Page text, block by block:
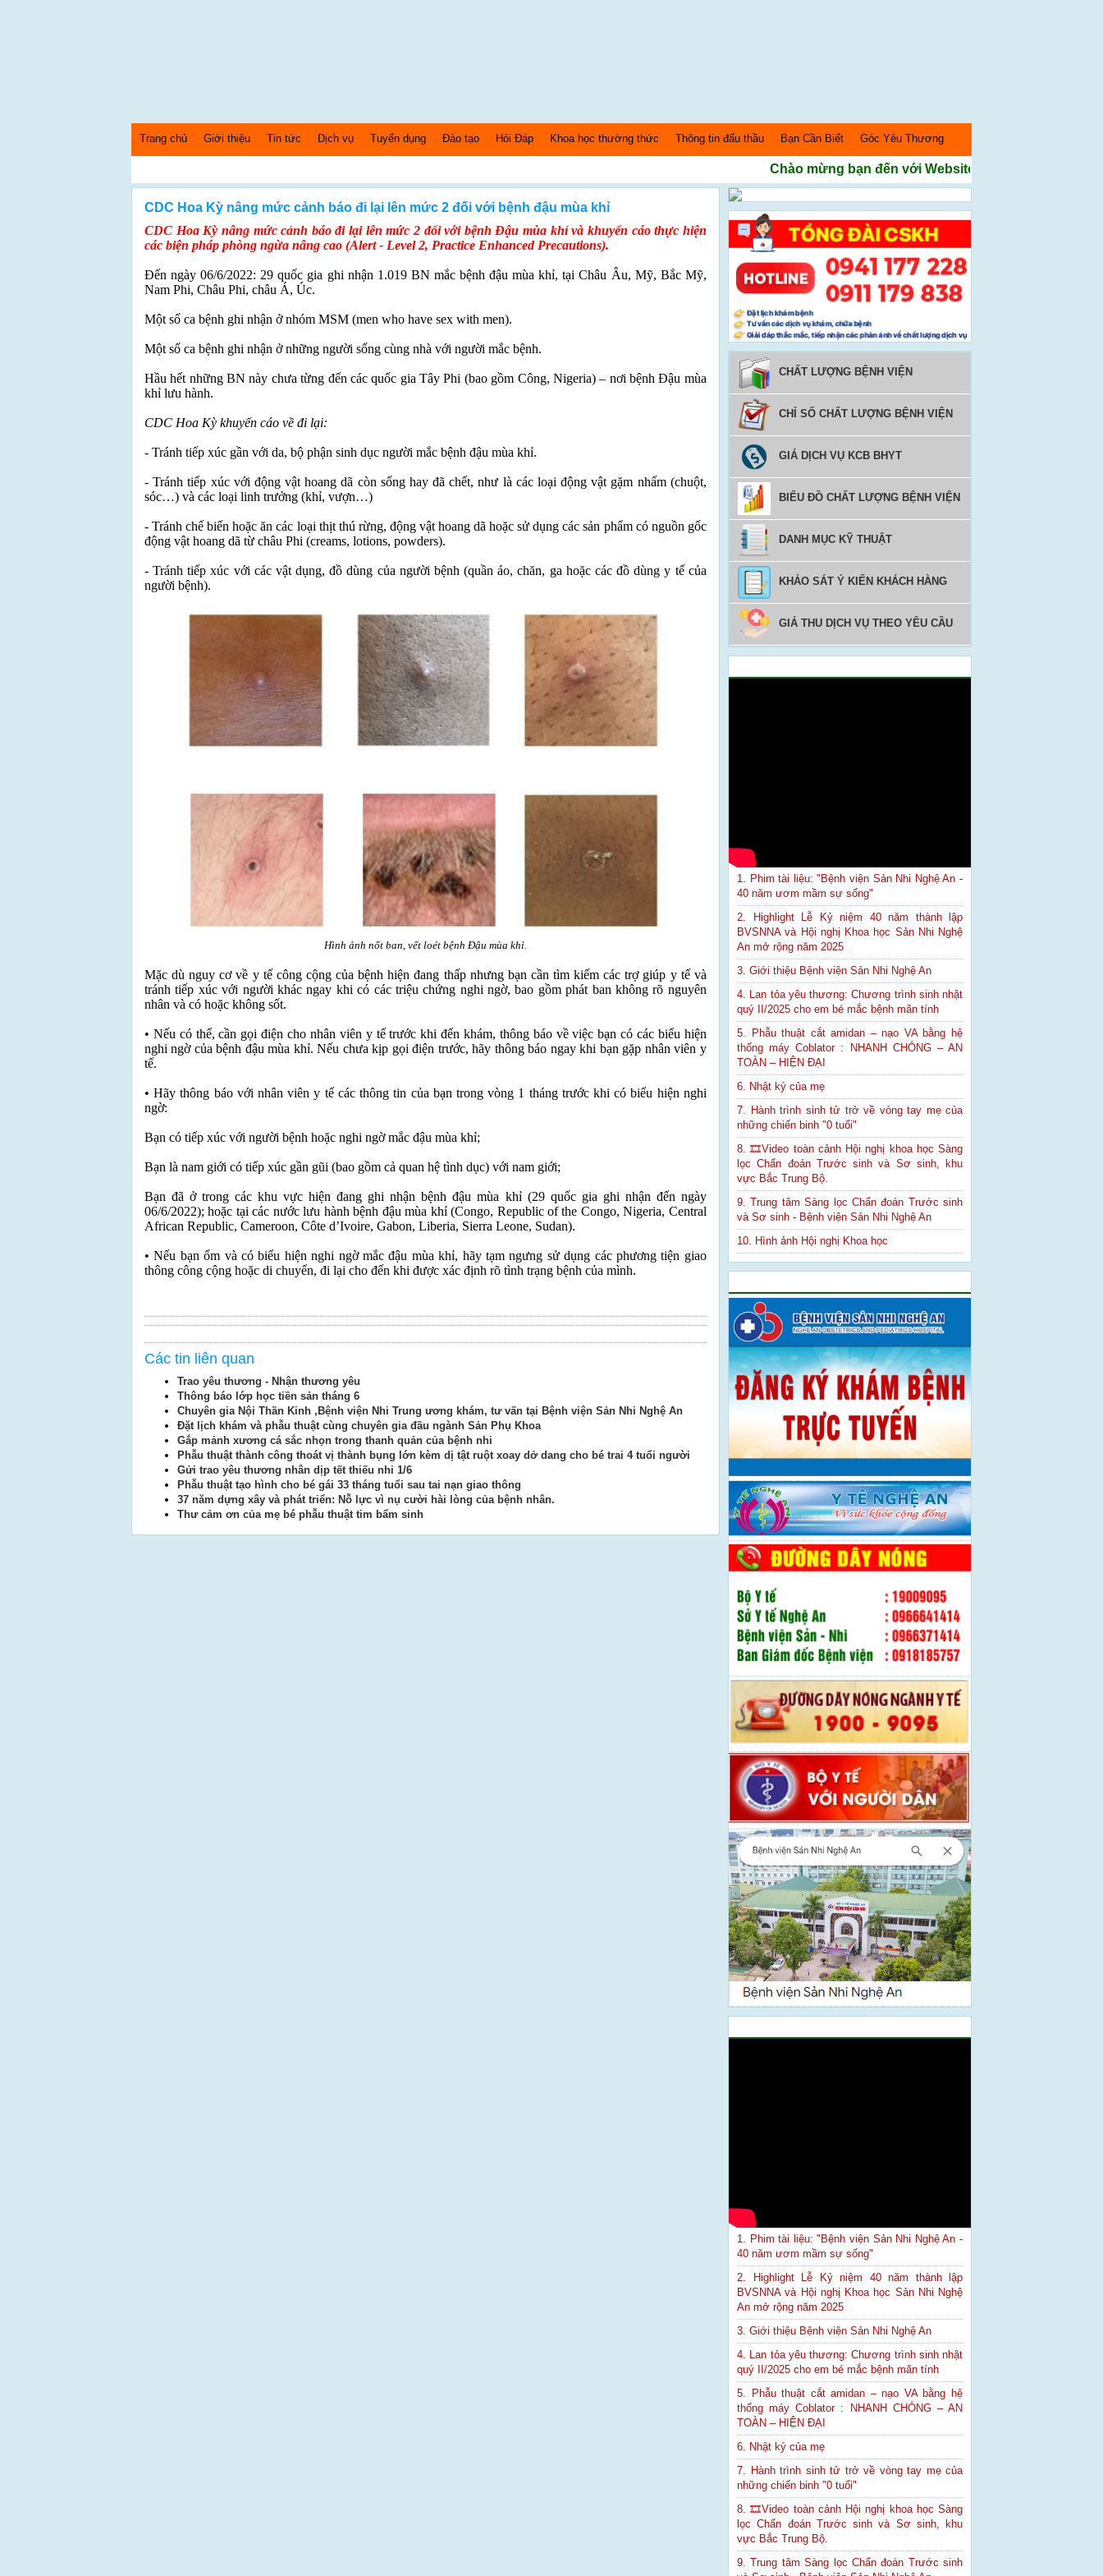
Trang chủ Giới thiệu Tin tức Dịch vụ Tuyển dụng Đào tạo Hỏi Đáp Khoa học thường thức Thông tin đấu thầu Bạn Cần Biết Góc Yêu Thương
Chào mừng bạn đến với Website Bệnh Viện Sản nhi
CDC Hoa Kỳ nâng mức cảnh báo đi lại lên mức 2 đối với bệnh đậu mùa khỉ
CDC Hoa Kỳ nâng mức cảnh báo đi lại lên mức 2 đối với bệnh Đậu mùa khỉ và khuyến cáo thực hiện
các biện pháp phòng ngừa nâng cao (Alert - Level 2, Practice Enhanced Precautions).
Đến ngày 06/6/2022: 29 quốc gia ghi nhận 1.019 BN mắc bệnh đậu mùa khỉ, tại Châu Âu, Mỹ, Bắc Mỹ,
Nam Phi, Châu Phi, châu Á, Úc.
Một số ca bệnh ghi nhận ở nhóm MSM (men who have sex with men).
Một số ca bệnh ghi nhận ở những người sống cùng nhà với người mắc bệnh.
Hầu hết những BN này chưa từng đến các quốc gia Tây Phi (bao gồm Công, Nigeria) – nơi bệnh Đậu mùa
khỉ lưu hành.
CDC Hoa Kỳ khuyến cáo về đi lại:
- Tránh tiếp xúc gần với da, bộ phận sinh dục người mắc bệnh đậu mùa khỉ.
- Tránh tiếp xúc với động vật hoang dã còn sống hay đã chết, như là các loại động vật gặm nhấm (chuột,
sóc…) và các loại linh trưởng (khỉ, vượn…)
- Tránh chế biến hoặc ăn các loại thịt thú rừng, động vật hoang dã hoặc sử dụng các sản phẩm có nguồn gốc
động vật hoang dã từ châu Phi (creams, lotions, powders).
- Tránh tiếp xúc với các vật dụng, đồ dùng của người bệnh (quần áo, chăn, ga hoặc các đồ dùng y tế của
người bệnh).
Hình ảnh nốt ban, vết loét bệnh Đậu mùa khỉ.
Mặc dù nguy cơ về y tế công cộng của bệnh hiện đang thấp nhưng bạn cần tìm kiếm các trợ giúp y tế và
tránh tiếp xúc với người khác ngay khi có các triệu chứng nghi ngờ, bao gồm phát ban không rõ nguyên
nhân và có hoặc không sốt.
• Nếu có thể, cần gọi điện cho nhân viên y tế trước khi đến khám, thông báo về việc bạn có các biểu hiện
nghi ngờ của bệnh đậu mùa khỉ. Nếu chưa kịp gọi điện trước, hãy thông báo ngay khi bạn gặp nhân viên y
tế.
• Hãy thông báo với nhân viên y tế các thông tin của bạn trong vòng 1 tháng trước khi có biểu hiện nghi
ngờ:
Bạn có tiếp xúc với người bệnh hoặc nghi ngờ mắc đậu mùa khỉ;
Bạn là nam giới có tiếp xúc gần gũi (bao gồm cả quan hệ tình dục) với nam giới;
Bạn đã ở trong các khu vực hiện đang ghi nhận bệnh đậu mùa khỉ (29 quốc gia ghi nhận đến ngày
06/6/2022); hoặc tại các nước lưu hành bệnh đậu mùa khỉ (Congo, Republic of the Congo, Nigeria, Central
African Republic, Cameroon, Côte d’Ivoire, Gabon, Liberia, Sierra Leone, Sudan).
• Nếu bạn ốm và có biểu hiện nghi ngờ mắc đậu mùa khỉ, hãy tạm ngưng sử dụng các phương tiện giao
thông công cộng hoặc di chuyển, đi lại cho đến khi được xác định rõ tình trạng bệnh của mình.
Các tin liên quan
Trao yêu thương - Nhận thương yêu
Thông báo lớp học tiền sản tháng 6
Chuyên gia Nội Thần Kinh ,Bệnh viện Nhi Trung ương khám, tư vấn tại Bệnh viện Sản Nhi Nghệ An
Đặt lịch khám và phẫu thuật cùng chuyên gia đầu ngành Sản Phụ Khoa
Gắp mảnh xương cá sắc nhọn trong thanh quản của bệnh nhi
Phẫu thuật thành công thoát vị thành bụng lớn kèm dị tật ruột xoay dở dang cho bé trai 4 tuổi người
Gửi trao yêu thương nhân dịp tết thiếu nhi 1/6
Phẫu thuật tạo hình cho bé gái 33 tháng tuổi sau tai nạn giao thông
37 năm dựng xây và phát triển: Nỗ lực vì nụ cười hài lòng của bệnh nhân.
Thư cảm ơn của mẹ bé phẫu thuật tim bẩm sinh
CHẤT LƯỢNG BỆNH VIỆN
CHỈ SỐ CHẤT LƯỢNG BỆNH VIỆN
GIÁ DỊCH VỤ KCB BHYT
BIỂU ĐỒ CHẤT LƯỢNG BỆNH VIỆN
DANH MỤC KỸ THUẬT
KHẢO SÁT Ý KIẾN KHÁCH HÀNG
GIÁ THU DỊCH VỤ THEO YÊU CẦU
1. Phim tài liệu: "Bệnh viện Sản Nhi Nghệ An -
40 năm ươm mầm sự sống"
2. Highlight Lễ Kỷ niệm 40 năm thành lập
BVSNNA và Hội nghị Khoa học Sản Nhi Nghệ
An mở rộng năm 2025
3. Giới thiệu Bệnh viện Sản Nhi Nghệ An
4. Lan tỏa yêu thương: Chương trình sinh nhật
quý II/2025 cho em bé mắc bệnh mãn tính
5. Phẫu thuật cắt amidan – nạo VA bằng hệ
thống máy Coblator : NHANH CHÓNG – AN
TOÀN – HIỆN ĐẠI
6. Nhật ký của mẹ
7. Hành trình sinh tử trở về vòng tay mẹ của
những chiến binh "0 tuổi"
8. 🎞Video toàn cảnh Hội nghị khoa học Sàng
lọc Chẩn đoán Trước sinh và Sơ sinh, khu
vực Bắc Trung Bộ.
9. Trung tâm Sàng lọc Chẩn đoán Trước sinh
và Sơ sinh - Bệnh viện Sản Nhi Nghệ An
10. Hình ảnh Hội nghị Khoa học
1. Phim tài liệu: "Bệnh viện Sản Nhi Nghệ An -
40 năm ươm mầm sự sống"
2. Highlight Lễ Kỷ niệm 40 năm thành lập
BVSNNA và Hội nghị Khoa học Sản Nhi Nghệ
An mở rộng năm 2025
3. Giới thiệu Bệnh viện Sản Nhi Nghệ An
4. Lan tỏa yêu thương: Chương trình sinh nhật
quý II/2025 cho em bé mắc bệnh mãn tính
5. Phẫu thuật cắt amidan – nạo VA bằng hệ
thống máy Coblator : NHANH CHÓNG – AN
TOÀN – HIỆN ĐẠI
6. Nhật ký của mẹ
7. Hành trình sinh tử trở về vòng tay mẹ của
những chiến binh "0 tuổi"
8. 🎞Video toàn cảnh Hội nghị khoa học Sàng
lọc Chẩn đoán Trước sinh và Sơ sinh, khu
vực Bắc Trung Bộ.
9. Trung tâm Sàng lọc Chẩn đoán Trước sinh